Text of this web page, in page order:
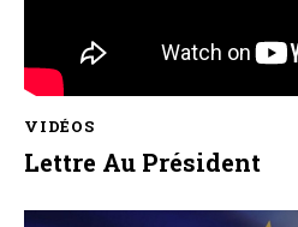
VIDÉOS
Lettre Au Président